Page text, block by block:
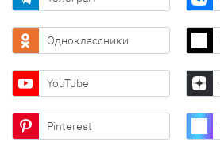
Одноклассники
YouTube
Pinterest